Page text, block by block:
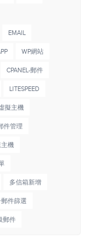
EMAIL
WP網站
CPANEL-郵件
LITESPEED
擬主機
件管理
主機
多信箱新增
郵件篩選
郵件